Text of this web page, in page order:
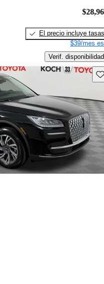
El precio incluye tasas
$39/mes
Verif. disponibilidad